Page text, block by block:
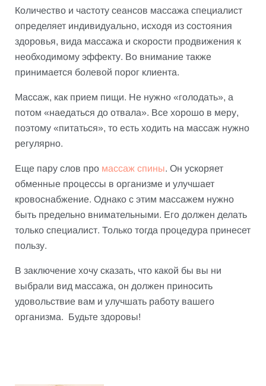
Количество и частоту сеансов массажа специалист
определяет индивидуально, исходя из состояния
здоровья, вида массажа и скорости продвижения к
необходимому эффекту. Во внимание также
принимается болевой порог клиента.
Массаж, как прием пищи. Не нужно «голодать», а
потом «наедаться до отвала». Все хорошо в меру,
поэтому «питаться», то есть ходить на массаж нужно
регулярно.
Еще пару слов про массаж спины. Он ускоряет
обменные процессы в организме и улучшает
кровоснабжение. Однако с этим массажем нужно
быть предельно внимательными. Его должен делать
только специалист. Только тогда процедура принесет
пользу.
В заключение хочу сказать, что какой бы вы ни
выбрали вид массажа, он должен приносить
удовольствие вам и улучшать работу вашего
организма. Будьте здоровы!